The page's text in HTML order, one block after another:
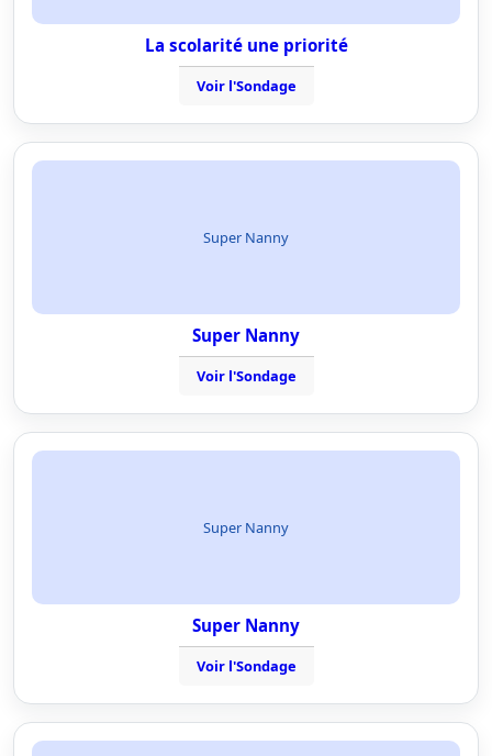
La scolarité une priorité
Voir l'Sondage
Super Nanny
Super Nanny
Voir l'Sondage
Super Nanny
Super Nanny
Voir l'Sondage